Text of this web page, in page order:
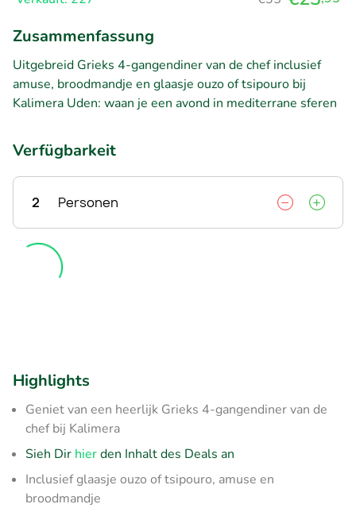
Zusammenfassung
Uitgebreid Grieks 4-gangendiner van de chef inclusief
amuse, broodmandje en glaasje ouzo of tsipouro bij
Kalimera Uden: waan je een avond in mediterrane sferen
Verfügbarkeit
2 Personen
Highlights
Geniet van een heerlijk Grieks 4-gangendiner van de
chef bij Kalimera
Sieh Dir hierden Inhalt des Deals an
Inclusief glaasje ouzo of tsipouro, amuse en
broodmandje